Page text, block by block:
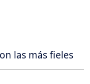
las más fieles